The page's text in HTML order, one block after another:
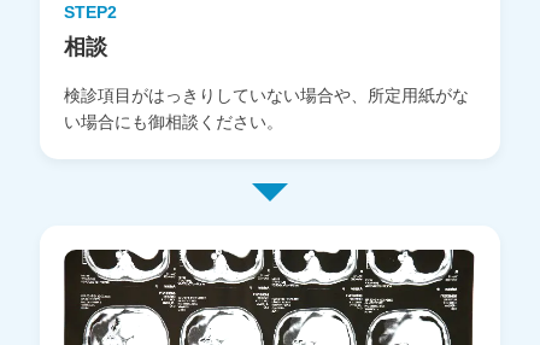
STEP2
相談
検診項目がはっきりしていない場合や、所定用紙がな
い場合にも御相談ください。